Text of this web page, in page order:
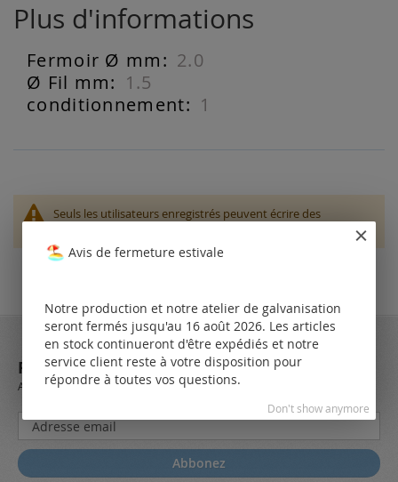
Plus d'informations
Plus
d'informations
2.0
1.5
1
Seuls les utilisateurs enregistrés peuvent écrire des
REJOIGNEZ NOTRE NEWSLETTER
Always stay up to date and find out what's new from the very first hand.
Inscription
à
notre
lettre
Abbonez
Avis de fermeture estivale
Notre production et notre atelier de galvanisation
seront fermés jusqu'au 16 août 2026. Les articles
en stock continueront d'être expédiés et notre
service client reste à votre disposition pour
répondre à toutes vos questions.
Don't show anymore